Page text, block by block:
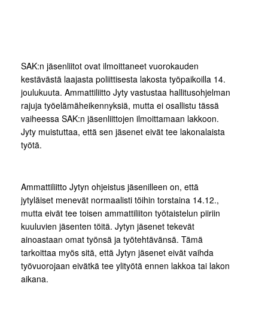
SAK:n jäsenliitot ovat ilmoittaneet vuorokauden
kestävästä laajasta poliittisesta lakosta työpaikoilla 14.
joulukuuta. Ammattiliitto Jyty vastustaa hallitusohjelman
rajuja työelämäheikennyksiä, mutta ei osallistu tässä
vaiheessa SAK:n jäsenliittojen ilmoittamaan lakkoon.
Jyty muistuttaa, että sen jäsenet eivät tee lakonalaista
työtä.
Ammattiliitto Jytyn ohjeistus jäsenilleen on, että
jytyläiset menevät normaalisti töihin torstaina 14.12.,
mutta eivät tee toisen ammattiliiton työtaistelun piiriin
kuuluvien jäsenten töitä. Jytyn jäsenet tekevät
ainoastaan omat työnsä ja työtehtävänsä. Tämä
tarkoittaa myös sitä, että Jytyn jäsenet eivät vaihda
työvuorojaan eivätkä tee ylityötä ennen lakkoa tai lakon
aikana.